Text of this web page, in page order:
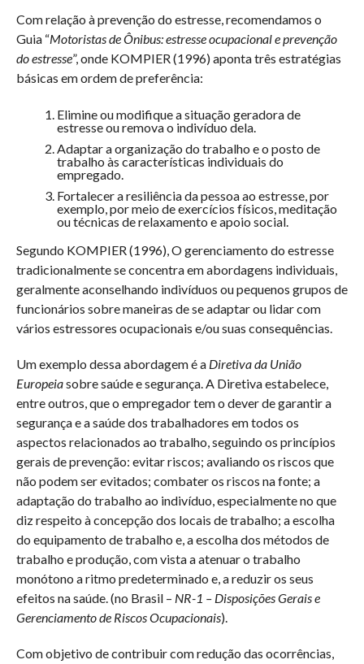
Com relação à prevenção do estresse, recomendamos o
Guia “Motoristas de Ônibus: estresse ocupacional e prevenção
do estresse”, onde KOMPIER (1996) aponta três estratégias
básicas em ordem de preferência:
Elimine ou modifique a situação geradora de
estresse ou remova o indivíduo dela.
Adaptar a organização do trabalho e o posto de
trabalho às características individuais do
empregado.
Fortalecer a resiliência da pessoa ao estresse, por
exemplo, por meio de exercícios físicos, meditação
ou técnicas de relaxamento e apoio social.
Segundo KOMPIER (1996), O gerenciamento do estresse
tradicionalmente se concentra em abordagens individuais,
geralmente aconselhando indivíduos ou pequenos grupos de
funcionários sobre maneiras de se adaptar ou lidar com
vários estressores ocupacionais e/ou suas consequências.
Um exemplo dessa abordagem é a Diretiva da União
Europeiasobre saúde e segurança. A Diretiva estabelece,
entre outros, que o empregador tem o dever de garantir a
segurança e a saúde dos trabalhadores em todos os
aspectos relacionados ao trabalho, seguindo os princípios
gerais de prevenção: evitar riscos; avaliando os riscos que
não podem ser evitados; combater os riscos na fonte; a
adaptação do trabalho ao indivíduo, especialmente no que
diz respeito à concepção dos locais de trabalho; a escolha
do equipamento de trabalho e, a escolha dos métodos de
trabalho e produção, com vista a atenuar o trabalho
monótono a ritmo predeterminado e, a reduzir os seus
efeitos na saúde. (no Brasil – NR-1 – Disposições Gerais e
Gerenciamento de Riscos Ocupacionais).
Com objetivo de contribuir com redução das ocorrências,